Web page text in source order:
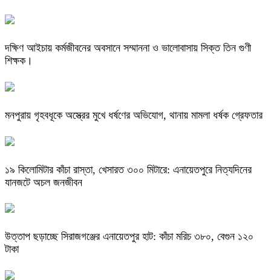
দক্ষিণ আইচায় কর্মজীবনের অবসানে সম্মাননা ও ভালোবাসায় সিক্ত তিন গুণী
শিক্ষক।
মনপুরায় গৃহবধূকে অস্ত্রের মুখে ধর্ষণের অভিযোগ, থানায় মামলা ধর্ষক গ্রেফতার
​১৯ কিলোমিটার কাঁচা রাস্তা, খেসারত ৩০০ মিটারে: এনায়েতপুরে নিত্যদিনের
যানজটে অচল জনজীবন
উত্তাপ ছড়াচ্ছে সিরাজগঞ্জের এনায়েতপুর হাট: কাঁচা মরিচ ৩৮০, বেগুন ১২০
টাকা